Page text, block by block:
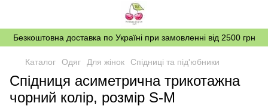
Безкоштовна доставка по Україні при замовленні від 2500 грн
Каталог Одяг Для жінок Спідниці та під'юбники
Спідниця асиметрична трикотажна
чорний колір, розмір S-M